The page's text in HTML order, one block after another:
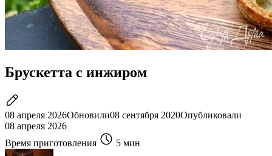
Брускетта с инжиром
08 апреля 2026Обновили08 сентября 2020Опубликовали
08 апреля 2026
Время приготовления
5 мин